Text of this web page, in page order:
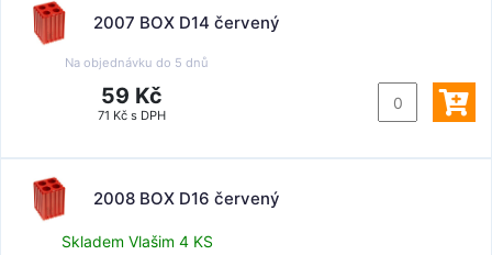
2007 BOX D14 červený
Na objednávku do 5 dnů
59 Kč
71 Kč s DPH
2008 BOX D16 červený
Skladem Vlašim 4 KS